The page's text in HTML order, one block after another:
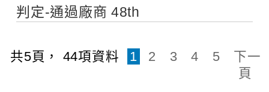
判定-通過廠商 48th
共5頁， 44項資料 1 2 3 4 5
下一
頁